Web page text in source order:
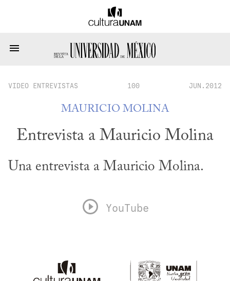
VIDEO ENTREVISTAS 100 JUN.2012
MAURICIO MOLINA
Entrevista a Mauricio Molina
Una entrevista a Mauricio Molina.
YouTube